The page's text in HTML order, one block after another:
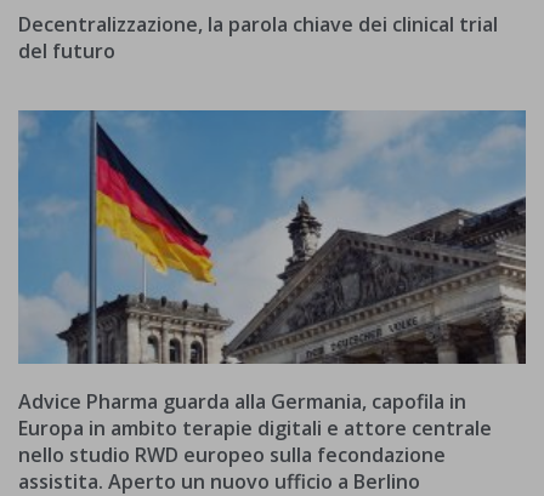
Decentralizzazione, la parola chiave dei clinical trial
del futuro
Advice Pharma guarda alla Germania, capofila in
Europa in ambito terapie digitali e attore centrale
nello studio RWD europeo sulla fecondazione
assistita. Aperto un nuovo ufficio a Berlino